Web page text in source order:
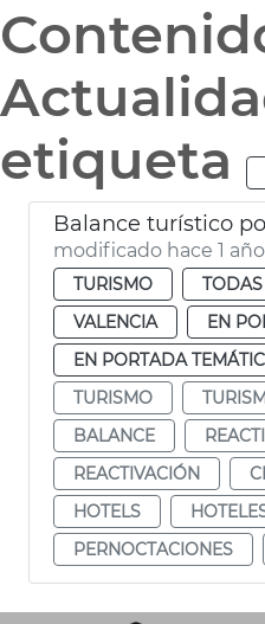
etiqueta
modificado hace 1 año
TURISMO
VALENCIA
EN
EN PORTADA
TURISMO
BALANCE
REACTIVACIÓN
HOTELS
PERNOCTACIONES